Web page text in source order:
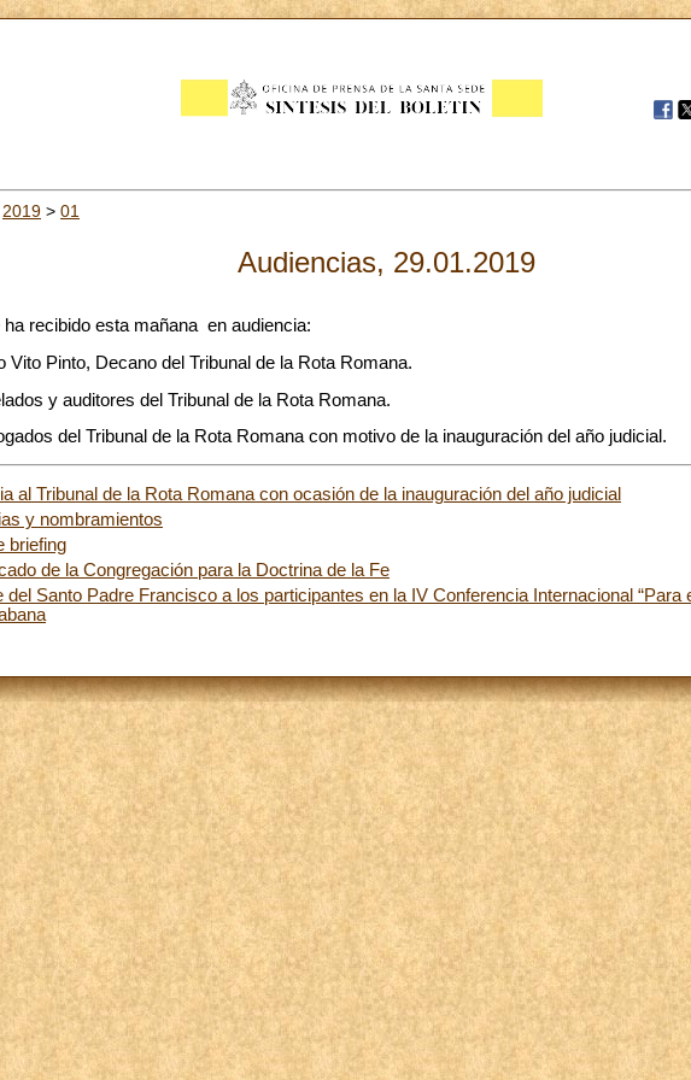
2019 > 01
Audiencias, 29.01.2019
ha recibido esta mañana en audiencia:
Vito Pinto, Decano del Tribunal de la Rota Romana.
y auditores del Tribunal de la Rota Romana.
del Tribunal de la Rota Romana con motivo de la inauguración del año judicial.
al Tribunal de la Rota Romana con ocasión de la inauguración del año judicial
y nombramientos
briefing
de la Congregación para la Doctrina de la Fe
del Santo Padre Francisco a los participantes en la IV Conferencia Internacional “Para